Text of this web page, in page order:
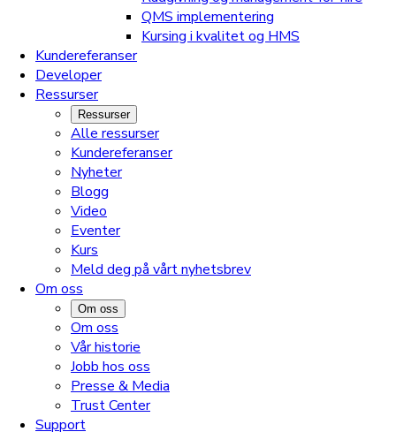
QMS implementering
Kursing i kvalitet og HMS
Kundereferanser
Developer
Ressurser
Ressurser
Alle ressurser
Kundereferanser
Nyheter
Blogg
Video
Eventer
Kurs
Meld deg på vårt nyhetsbrev
Om oss
Om oss
Om oss
Vår historie
Jobb hos oss
Presse & Media
Trust Center
Support